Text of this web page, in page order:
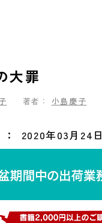
大罪
著者： 小島慶子
2020年03月24日